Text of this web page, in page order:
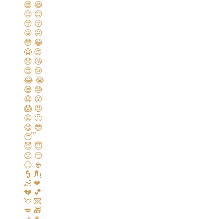
😄 😃
😉 😊
😚 😗
😜 😛
😳 😁
😬 😌
😞 😘
😍 😢
😂 😭
😅 😓
😩 😮
😱 😠
😡 😤
😋 😎
😴
😈 😇
😕 😏
😑 👲
👮 💂
👶 ❤
💔 💕
💘 💌
💋 🎁